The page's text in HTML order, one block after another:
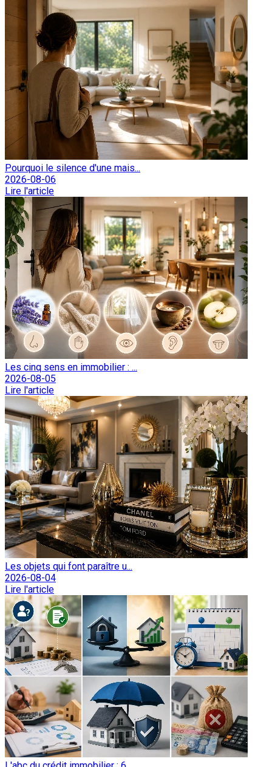
Pourquoi le silence d'une mais...
2026-08-06
Lire l'article
Les cinq sens en immobilier : ...
2026-08-05
Lire l'article
Les objets qui font paraître u...
2026-08-04
Lire l'article